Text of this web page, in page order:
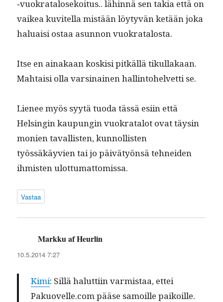
‑vuokrat­alosekoi­tus.. lähin­nä sen takia että on
vaikea kuvitel­la mis­tään löy­tyvän ketään joka
halu­aisi ostaa asun­non vuokratalosta.
Itse en ainakaan koskisi pitkäl­lä tikul­lakaan.
Mah­taisi olla varsi­nainen hallinto­hel­vetti se.
Lie­nee myös syytä tuo­da tässä esi­in että
Helsin­gin kaupun­gin vuokrat­alot ovat täysin
monien taval­lis­ten, kun­nol­lis­ten
työssäkäyvien tai jo päivä­työn­sä tehnei­den
ihmis­ten ulottumattomissa.
Vastaa
Markku af Heurlin
10.5.2014 7:27
Kimi: Sil­lä halut­ti­in varmis­taa, ettei
Pakuovelle.com pääse samoille paikoille.